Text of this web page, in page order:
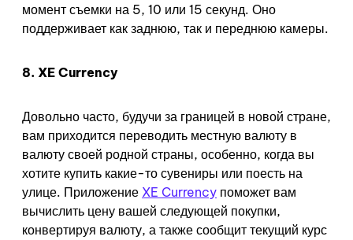
момент съемки на 5, 10 или 15 секунд. Оно
поддерживает как заднюю, так и переднюю камеры.
8. XE Currency
Довольно часто, будучи за границей в новой стране,
вам приходится переводить местную валюту в
валюту своей родной страны, особенно, когда вы
хотите купить какие-то сувениры или поесть на
улице. Приложение XE Currency поможет вам
вычислить цену вашей следующей покупки,
конвертируя валюту, а также сообщит текущий курс